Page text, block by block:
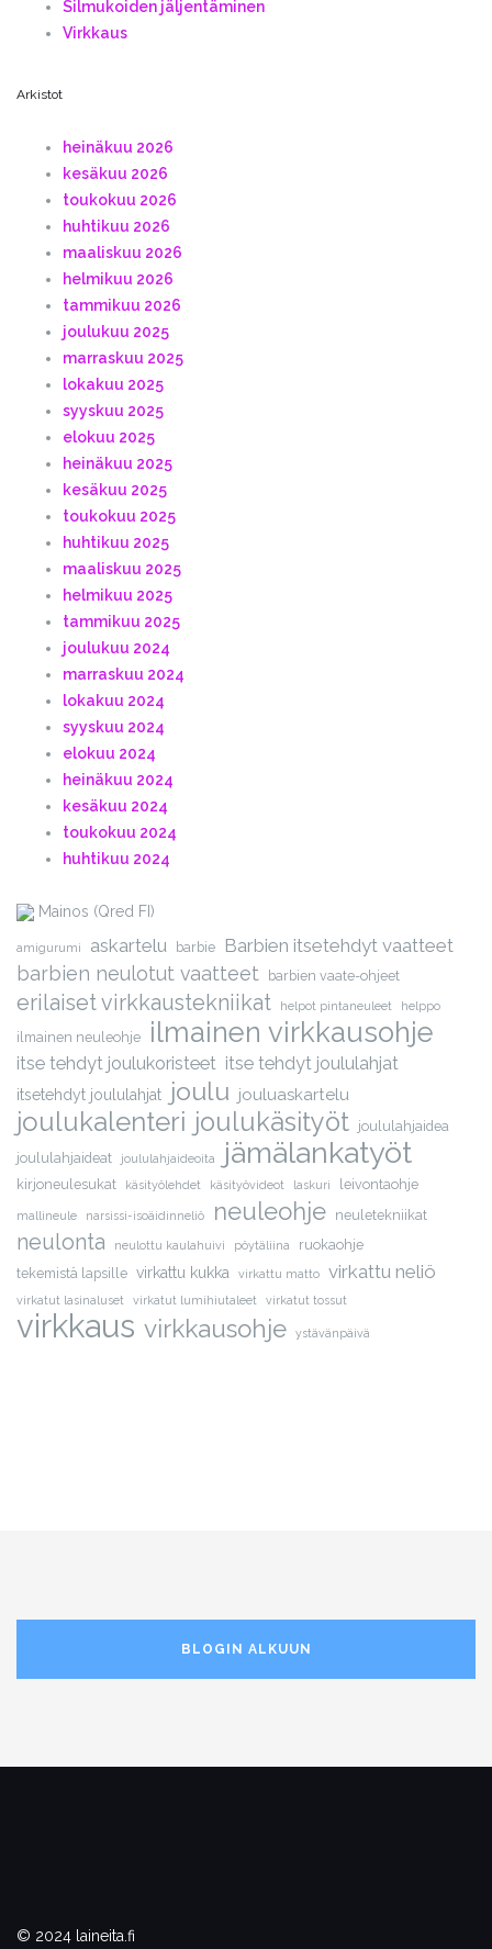
Silmukoiden jäljentäminen
Virkkaus
Arkistot
heinäkuu 2026
kesäkuu 2026
toukokuu 2026
huhtikuu 2026
maaliskuu 2026
helmikuu 2026
tammikuu 2026
joulukuu 2025
marraskuu 2025
lokakuu 2025
syyskuu 2025
elokuu 2025
heinäkuu 2025
kesäkuu 2025
toukokuu 2025
huhtikuu 2025
maaliskuu 2025
helmikuu 2025
tammikuu 2025
joulukuu 2024
marraskuu 2024
lokakuu 2024
syyskuu 2024
elokuu 2024
heinäkuu 2024
kesäkuu 2024
toukokuu 2024
huhtikuu 2024
Mainos (Qred FI)
amigurumi askartelu barbie Barbien itsetehdyt vaatteet
barbien neulotut vaatteet barbien vaate-ohjeet
erilaiset virkkaustekniikat helpot pintaneuleet helppo
ilmainen neuleohje ilmainen virkkausohje
itse tehdyt joulukoristeet itse tehdyt joululahjat
itsetehdyt joululahjat joulu jouluaskartelu
joulukalenteri joulukäsityöt joululahjaidea
joululahjaideat
joululahjaideoita jämälankatyöt
kirjoneulesukat käsityölehdet käsityövideot laskuri leivontaohje
mallineule narsissi-isoäidinneliö neuleohje neuletekniikat
neulonta neulottu kaulahuivi pöytäliina
ruokaohje
tekemistä lapsille virkattu kukka virkattu matto virkattu neliö
virkatut lasinaluset virkatut lumihiutaleet virkatut tossut
virkkaus virkkausohje ystävänpäivä
BLOGIN ALKUUN
© 2024 laineita.fi